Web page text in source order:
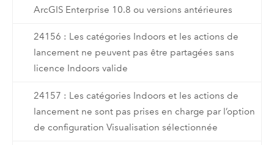
ArcGIS Enterprise 10.8 ou versions antérieures
24156 : Les catégories Indoors et les actions de
lancement ne peuvent pas être partagées sans
licence Indoors valide
24157 : Les catégories Indoors et les actions de
lancement ne sont pas prises en charge par l’option
de configuration Visualisation sélectionnée